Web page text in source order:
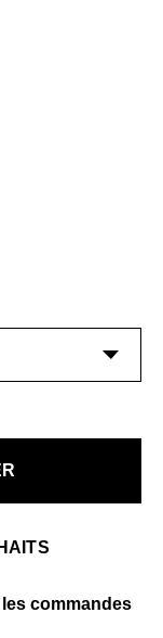
commandes